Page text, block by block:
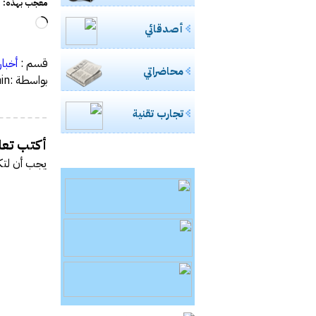
أصدقائي
محاضراتي
تجارب تقنية
معجب بهذه:
جاري
قسم :
بواسطة :admin
أكتب
يجب أن